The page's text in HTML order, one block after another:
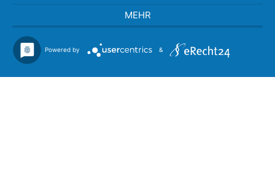
MEHR
Powered by &